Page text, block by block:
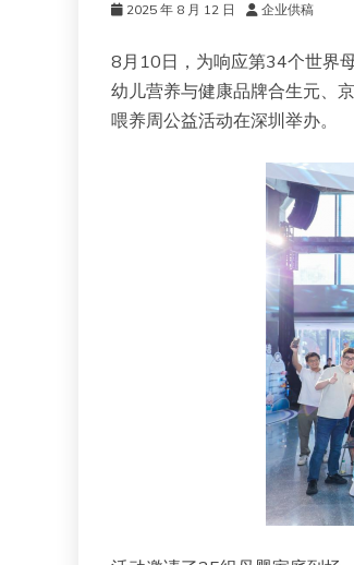
2025 年 8 月 12 日 企业供稿
8月10日，为响应第34个世界
幼儿营养与健康品牌合生元、
喂养周公益活动在深圳举办。